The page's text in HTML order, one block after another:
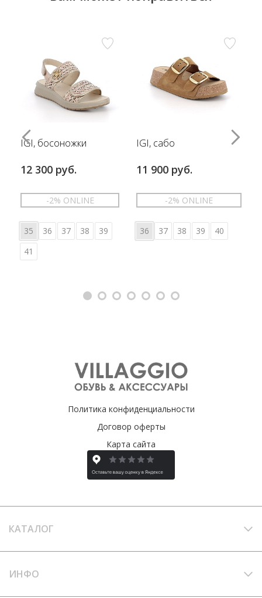
IGI, босоножки
12 300 руб.
-2% ONLINE
35 36 37 38
39
41
IGI, сабо
11 900 руб.
-2% ONLINE
36 37 38 39 40
Политика конфиденциальности
Договор оферты
Карта сайта
КАТАЛОГ
ИНФО